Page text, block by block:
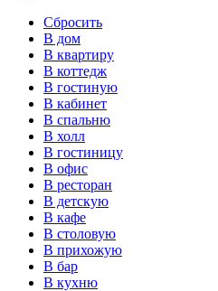
Сбросить
В дом
В квартиру
В коттедж
В гостиную
В кабинет
В спальню
В холл
В гостиницу
В офис
В ресторан
В детскую
В кафе
В столовую
В прихожую
В бар
В кухню